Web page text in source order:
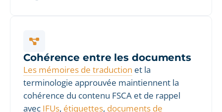
Cohérence entre les documents
Les mémoires de traduction et la
terminologie approuvée maintiennent la
cohérence du contenu FSCA et de rappel
avec IFUs, étiquettes, documents de